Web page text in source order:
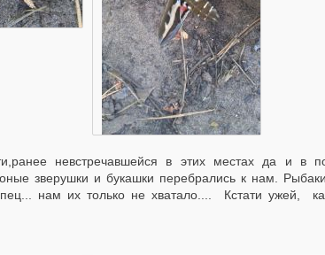
невстречавшейся в этих местах да и в
зверушки и букашки перебрались к нам.
нам их только не хватало.... Кстати ужей,